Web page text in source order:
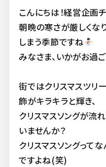
こんにちは！経営企画
朝晩の寒さが厳しくな
しまう季節ですね
みなさま、いかがお過ご
街ではクリスマスツリ
飾がキラキラと輝き、
クリスマスソングが流
いませんか？
クリスマスソングって
ですよね(笑)